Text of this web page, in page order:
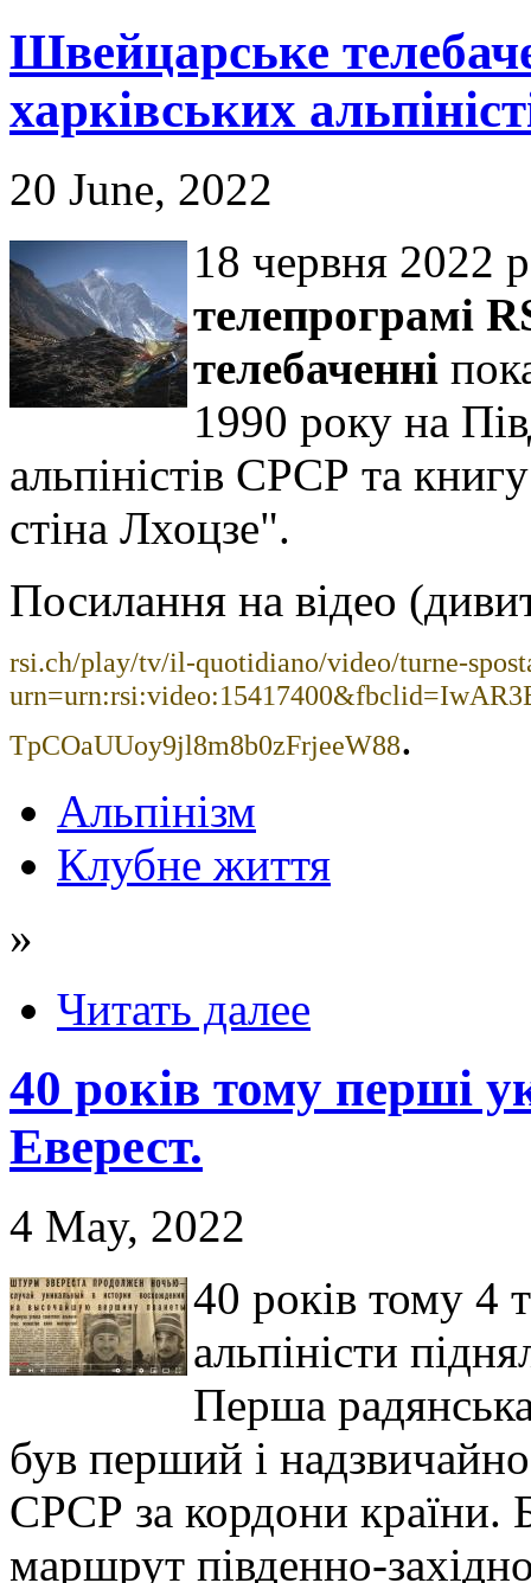
Швейцарське
харківських
20 June, 2022
18 червня 2022
телепрограмі
телебаченні
1990 року на
альпіністів СРСР та
стіна Лхоцзе".
Посилання на відео
rsi.ch/play/tv/il-quotidiano/video/turne-
TpCOaUUoy9jl8m8b0zFrjeeW88.
Альпінізм
Клубне життя
»
Читать далее
40 років тому перші
Еверест.
4 May, 2022
40 років тому 4
альпіністи
Перша
був перший і
СРСР за кордони країни.
маршрут південно-